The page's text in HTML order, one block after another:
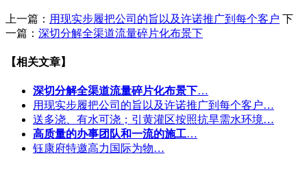
上一篇： 用现实步履把公司的旨以及许诺推广到每个客户 下
一篇： 深切分解全渠道流量碎片化布景下
【相关文章】
深切分解全渠道流量碎片化布景下…
用现实步履把公司的旨以及许诺推广到每个客户…
送多浇、有水可浇；引黄灌区按照抗旱需水环境…
高质量的办事团队和一流的施工…
钰康府特邀高力国际为物…